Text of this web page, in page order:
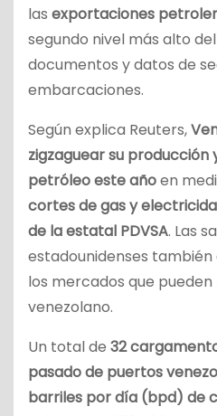
las exportaciones
segundo nivel más alto
documentos y datos de
embarcaciones.
Según explica Reuters,
zigzaguear su
petróleo este añoen
cortes de gas y
de la estatal PDVSA. Las
estadounidenses
los mercados que
venezolano.
Un total de 32
pasado de puertos
barriles por día (bpd) de